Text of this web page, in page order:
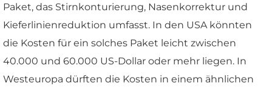
Paket, das Stirnkonturierung, Nasenkorrektur und
Kieferlinienreduktion umfasst. In den USA könnten
die Kosten für ein solches Paket leicht zwischen
40.000 und 60.000 US-Dollar oder mehr liegen. In
Westeuropa dürften die Kosten in einem ähnlichen